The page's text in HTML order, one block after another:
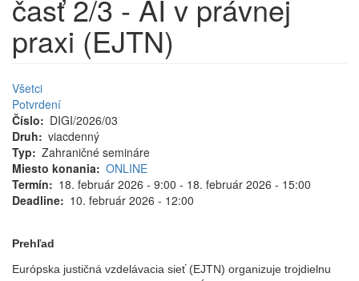
časť 2/3 - AI v právnej
praxi (EJTN)
Všetci
Potvrdení
Číslo
DIGI/2026/03
Druh
viacdenný
Typ
Zahraničné semináre
Miesto konania ONLINE
Termín
18. február 2026 - 9:00 - 18. február 2026 - 15:00
Deadline
10. február 2026 - 12:00
Prehľad
Európska justičná vzdelávacia sieť (EJTN) organizuje trojdielnu